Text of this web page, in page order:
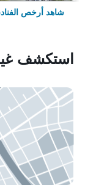
شاهد أرخص
استكشف